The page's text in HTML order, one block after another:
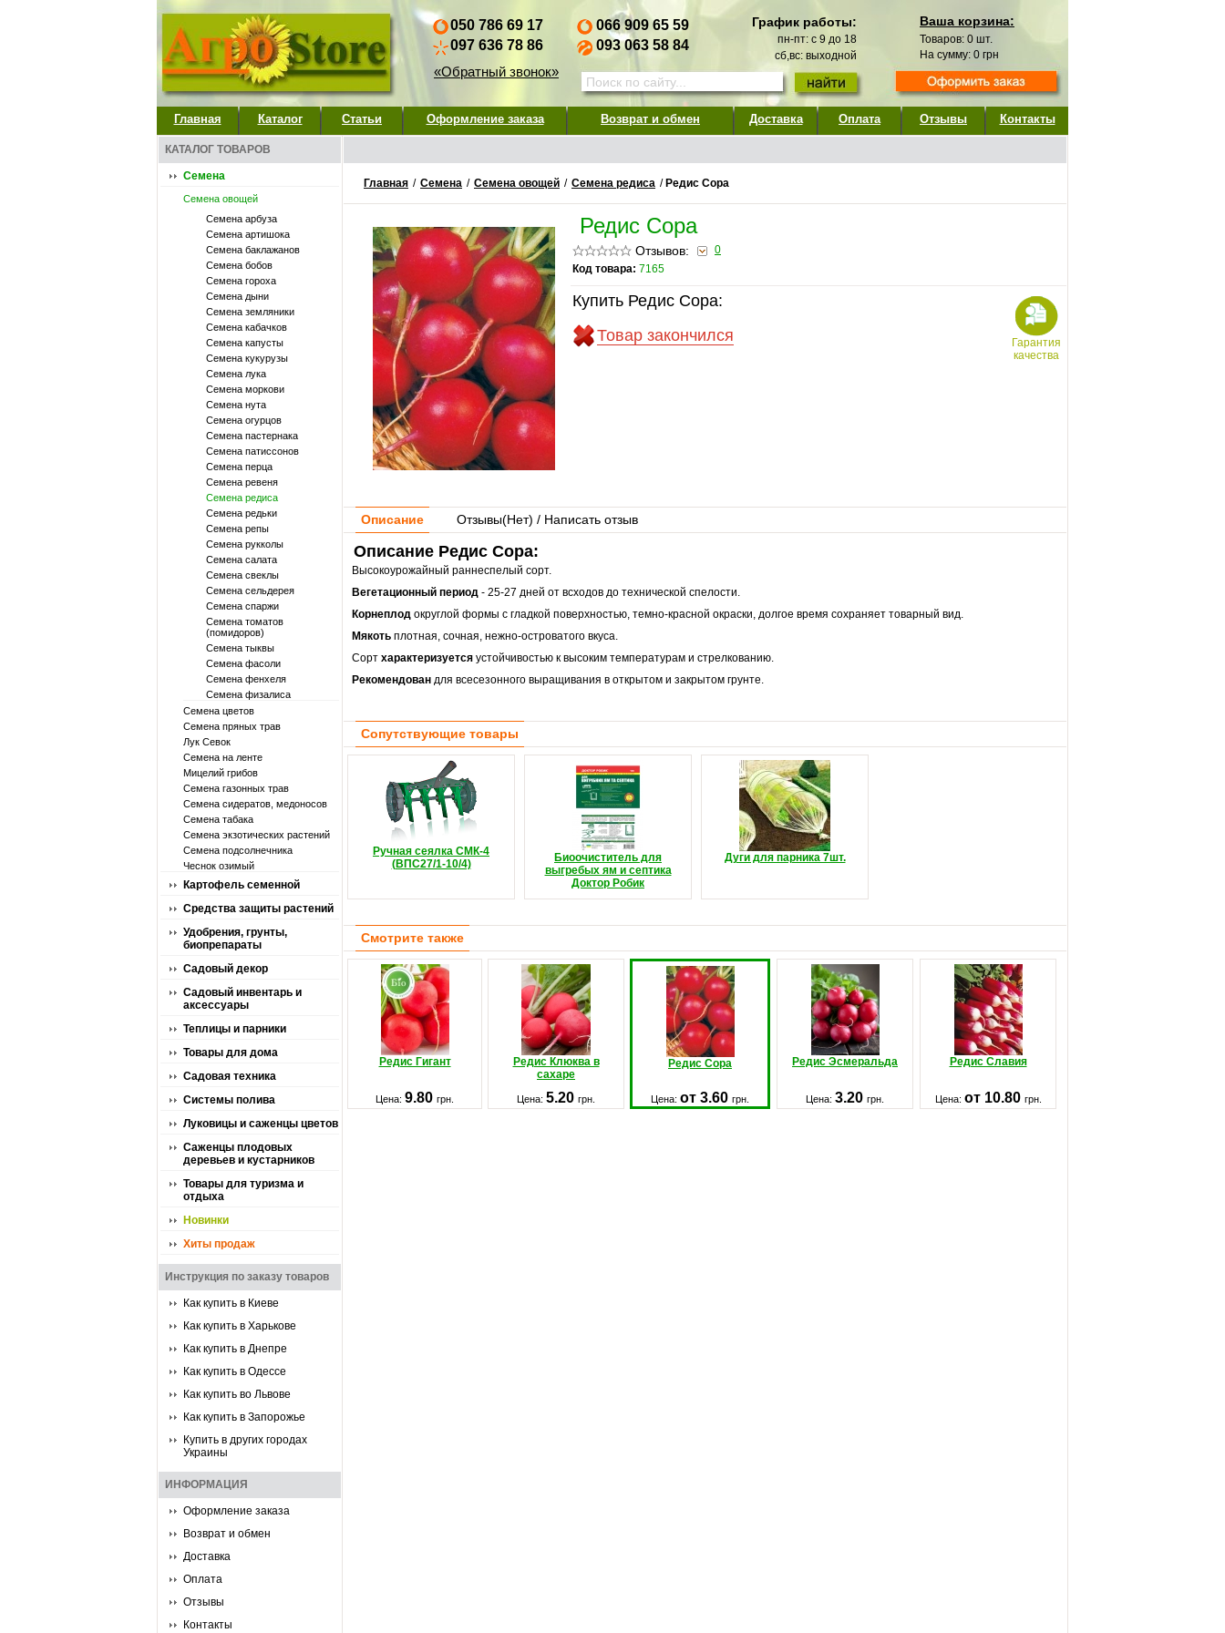
050 786 69 17
097 636 78 86
«Обратный звонок»
066 909 65 59
093 063 58 84
График работы:
пн-пт: с 9 до 18
сб,вс: выходной
Ваша корзина:
Товаров: 0 шт.
На сумму: 0 грн
Главная Каталог Статьи Оформление заказа Возврат и обмен Доставка Оплата Отзывы Контакты
КАТАЛОГ ТОВАРОВ
Семена
Семена овощей
Семена арбуза
Семена артишока
Семена баклажанов
Семена бобов
Семена гороха
Семена дыни
Семена земляники
Семена кабачков
Семена капусты
Семена кукурузы
Семена лука
Семена моркови
Семена нута
Семена огурцов
Семена пастернака
Семена патиссонов
Семена перца
Семена ревеня
Семена редиса
Семена редьки
Семена репы
Семена рукколы
Семена салата
Семена свеклы
Семена сельдерея
Семена спаржи
Семена томатов
(помидоров)
Семена тыквы
Семена фасоли
Семена фенхеля
Семена физалиса
Семена цветов
Семена пряных трав
Лук Севок
Семена на ленте
Мицелий грибов
Семена газонных трав
Семена сидератов, медоносов
Семена табака
Семена экзотических растений
Семена подсолнечника
Чеснок озимый
Картофель семенной
Средства защиты растений
Удобрения, грунты,
биопрепараты
Садовый декор
Садовый инвентарь и
аксессуары
Теплицы и парники
Товары для дома
Садовая техника
Системы полива
Луковицы и саженцы цветов
Саженцы плодовых
деревьев и кустарников
Товары для туризма и
отдыха
Новинки
Хиты продаж
Инструкция по заказу товаров
Как купить в Киеве
Как купить в Харькове
Как купить в Днепре
Как купить в Одессе
Как купить во Львове
Как купить в Запорожье
Купить в других городах
Украины
ИНФОРМАЦИЯ
Оформление заказа
Возврат и обмен
Доставка
Оплата
Отзывы
Контакты
Главная / Семена / Семена овощей / Семена редиса / Редис Сора
Редис Сора
Отзывов:
0
Код товара: 7165
Купить Редис Сора:
Товар закончился
Гарантия
качества
Описание Отзывы(Нет) / Написать отзыв
Описание Редис Сора:
Высокоурожайный раннеспелый сорт.
Вегетационный период - 25-27 дней от всходов до технической спелости.
Корнеплод округлой формы с гладкой поверхностью, темно-красной окраски, долгое время сохраняет товарный вид.
Мякоть плотная, сочная, нежно-островатого вкуса.
Сорт характеризуется устойчивостью к высоким температурам и стрелкованию.
Рекомендован для всесезонного выращивания в открытом и закрытом грунте.
Сопутствующие товары
Ручная сеялка СМК-4
(ВПС27/1-10/4)
Биоочиститель для
выгребых ям и септика
Доктор Робик
Дуги для парника 7шт.
Смотрите также
Редис Гигант
Редис Клюква в
сахаре
Редис Сора Редис Эсмеральда Редис Славия
Цена: 9.80 грн. Цена: 5.20 грн. Цена: от 3.60 грн. Цена: 3.20 грн. Цена: от 10.80 грн.